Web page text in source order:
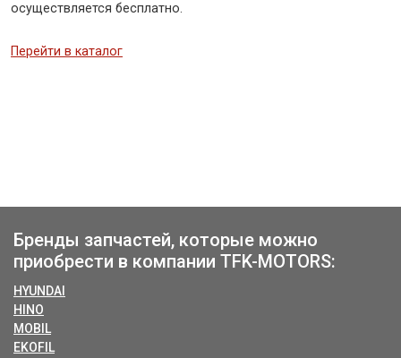
осуществляется бесплатно.
Перейти в каталог
Бренды запчастей, которые можно
приобрести в компании TFK-MOTORS:
HYUNDAI
HINO
MOBIL
EKOFIL